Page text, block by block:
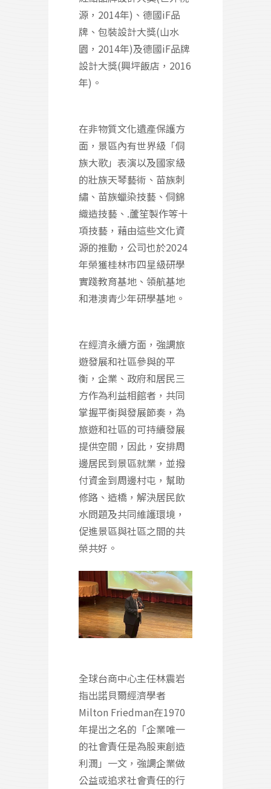
源，2014年)、德國iF品
牌、包裝設計大獎(山水
園，2014年)及德國iF品牌
設計大獎(興坪飯店，2016
年)。
在非物質文化遺產保護方
面，景區內有世界級「侗
族大歌」表演以及國家級
的壯族天琴藝術、苗族刺
繡、苗族蠟染技藝、侗錦
織造技藝、.蘆笙製作等十
項技藝，藉由這些文化資
源的推動，公司也於2024
年榮獲桂林市四星級研學
實踐教育基地、領航基地
和港澳青少年研學基地。
在經濟永續方面，強調旅
遊發展和社區參與的平
衡，企業、政府和居民三
方作為利益相館者，共同
掌握平衡與發展節奏，為
旅遊和社區的可持續發展
提供空間，因此，安排周
邊居民到景區就業，並撥
付資金到周邊村屯，幫助
修路、造橋，解決居民飲
水問題及共同維護環境，
促進景區與社區之間的共
榮共好。
全球台商中心主任林震岩
指出諾貝爾經濟學者
Milton Friedman在1970
年提出之名的「企業唯一
的社會責任是為股東創造
利潤」一文，強調企業做
公益或追求社會責任的行